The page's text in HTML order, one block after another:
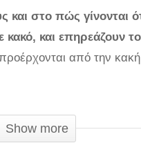
και στο πώς γίνονται
κακό, και επηρεάζουν
από την
κίνηση του παιδιού
Show more